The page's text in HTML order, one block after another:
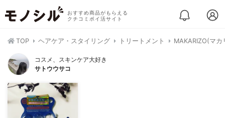
おすすめ商品がもらえる
クチコミポイ活サイト
TOP ヘアケア・スタイリング トリートメント MAKARIZO(マ
コスメ、スキンケア大好き
サトウウサコ